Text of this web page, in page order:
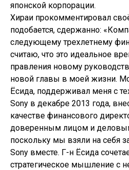
японской корпорации.
Хираи прокомментировал
подобается, сдержанно:
следующему трехлетнему
считаю, что это идеальное
правления новому
новой главы в моей жизни.
Ёсида, поддерживал меня с
Sony в декабре 2013 года,
качестве финансового
доверенным лицом и
поскольку мы взяли на себя
Sony вместе. Г-н Ёсида
стратегическое мышление с